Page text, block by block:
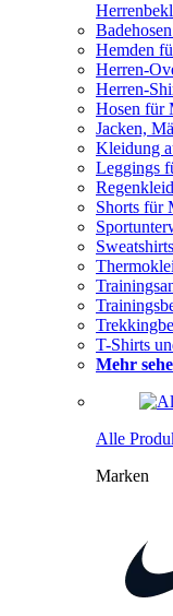
Hemden
Herren-
Herren-
Hosen für
Jacken,
Kleidung
Leggings
Shorts für
T-Shirts
Mehr
Alle
Marken